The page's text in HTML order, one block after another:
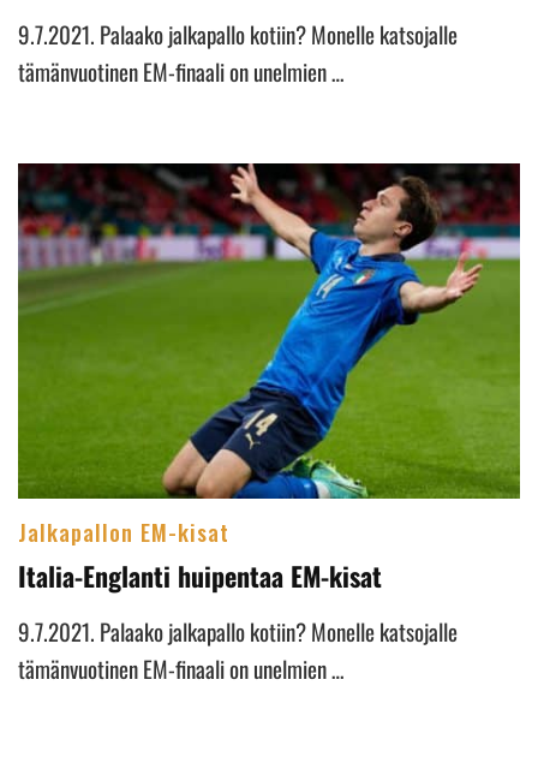
9.7.2021. Palaako jalkapallo kotiin? Monelle katsojalle
tämänvuotinen EM-finaali on unelmien …
Jalkapallon EM-kisat
Italia-Englanti huipentaa EM-kisat
9.7.2021. Palaako jalkapallo kotiin? Monelle katsojalle
tämänvuotinen EM-finaali on unelmien …